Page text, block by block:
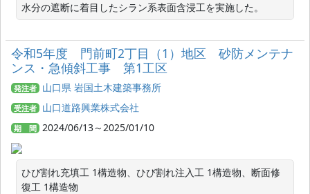
令和5年度 門前町2丁目（1）地区 砂防メンテナ
ンス・急傾斜工事 第1工区
発注者 山口県 岩国土木建築事務所
受注者 山口道路興業株式会社
期 間 2024/06/13～2025/01/10
ひび割れ充填工 1構造物、ひび割れ注入工 1構造物、断面修
復工 1構造物